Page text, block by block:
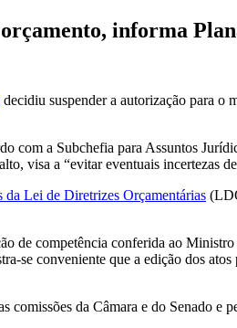
informa
decidiu suspender a autorização para o
com a Subchefia para Assuntos
visa a “evitar eventuais incertezas
da Lei de Diretrizes Orçamentárias
de competência conferida ao
se conveniente que a edição dos
comissões da Câmara e do Senado